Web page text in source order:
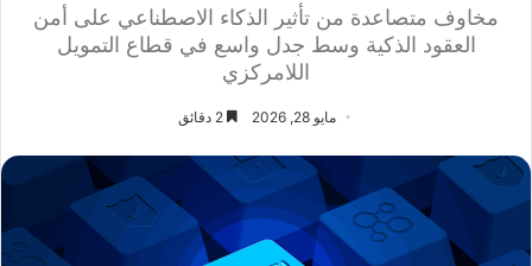
مخاوف متصاعدة من تأثير الذكاء الاصطناعي على أمن
العقود الذكية وسط جدل واسع في قطاع التمويل
اللامركزي
مايو 28, 2026